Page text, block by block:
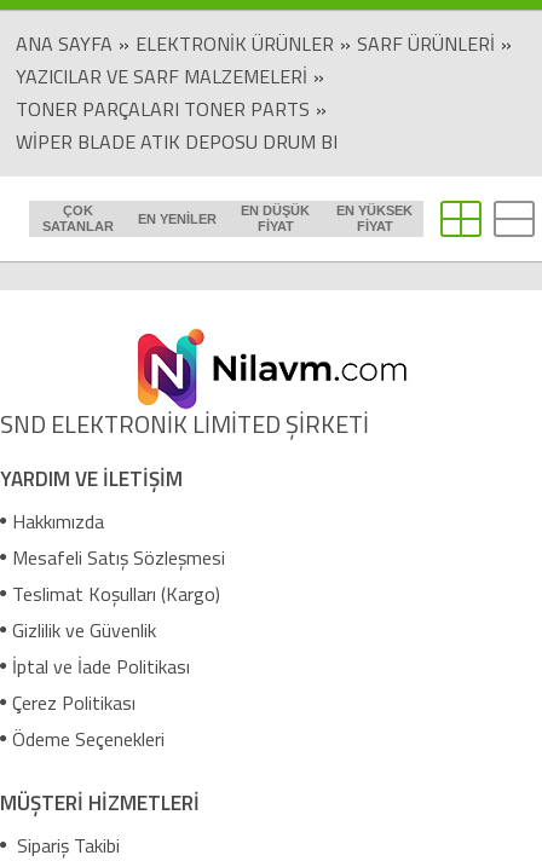
ANA SAYFA » ELEKTRONIK ÜRÜNLER » SARF ÜRÜNLERI »
YAZICILAR VE SARF MALZEMELERI »
TONER PARÇALARI TONER PARTS »
WIPER BLADE ATIK DEPOSU DRUM BI
ÇOK
SATANLAR
EN YENILER
EN DÜŞÜK
FIYAT
EN YÜKSEK
FIYAT
SND ELEKTRONİK LİMİTED ŞİRKETİ
YARDIM VE İLETİŞİM
Hakkımızda
Mesafeli Satış Sözleşmesi
Teslimat Koşulları (Kargo)
Gizlilik ve Güvenlik
İptal ve İade Politikası
Çerez Politikası
Ödeme Seçenekleri
MÜŞTERİ HİZMETLERİ
Sipariş Takibi